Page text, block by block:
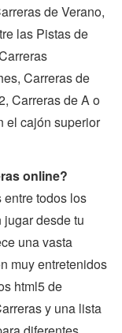
de Verano,
las Pistas de
Carreras de
Carreras de A o
el cajón superior
online?
todos los
desde tu
una vasta
muy entretenidos
html5 de
y una lista